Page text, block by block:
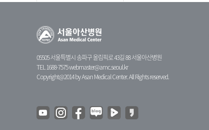
05505 서울특별시 송파구 올림픽로 43길 88 서울아산병원
TEL 1688-7575webmaster@amc.seoul.kr
Copyright@2014 by Asan Medical Center. All Rights reserved.